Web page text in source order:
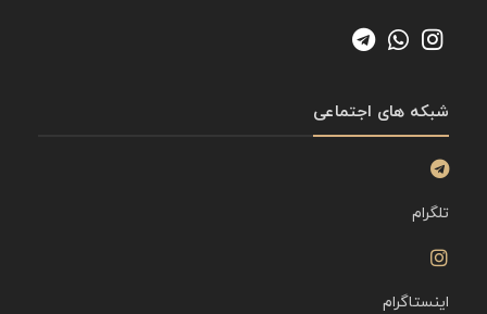
شبکه های اجتماعی
تلگرام
اینستاگرام